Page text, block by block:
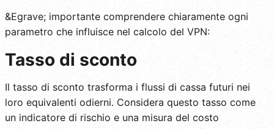
&Egrave; importante comprendere chiaramente ogni
parametro che influisce nel calcolo del VPN:
Tasso di sconto
Il tasso di sconto trasforma i flussi di cassa futuri nei
loro equivalenti odierni. Considera questo tasso come
un indicatore di rischio e una misura del costo